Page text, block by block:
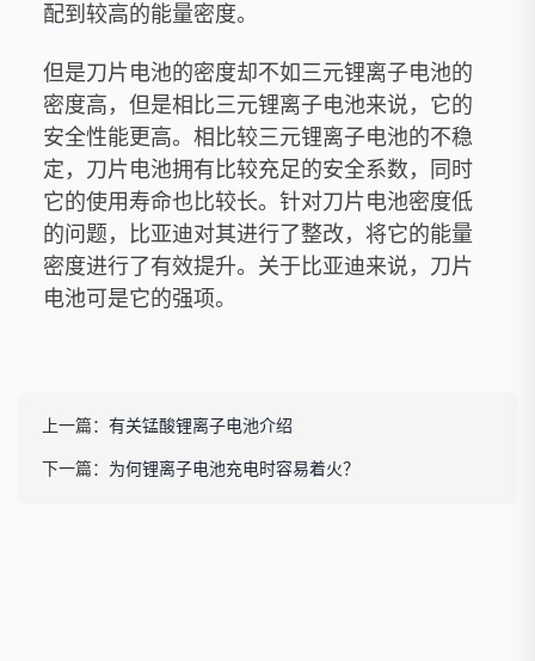
配到较高的能量密度。
但是刀片电池的密度却不如三元锂离子电池的
密度高，但是相比三元锂离子电池来说，它的
安全性能更高。相比较三元锂离子电池的不稳
定，刀片电池拥有比较充足的安全系数，同时
它的使用寿命也比较长。针对刀片电池密度低
的问题，比亚迪对其进行了整改，将它的能量
密度进行了有效提升。关于比亚迪来说，刀片
电池可是它的强项。
上一篇： 有关锰酸锂离子电池介绍
下一篇： 为何锂离子电池充电时容易着火？